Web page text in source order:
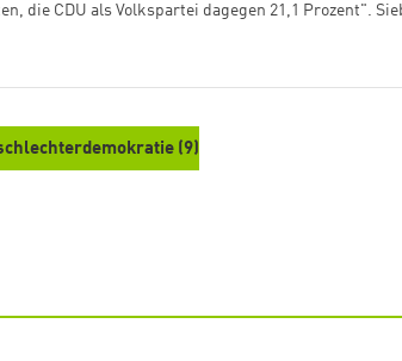
die CDU als Volkspartei dagegen 21,1 Prozent".
(9)